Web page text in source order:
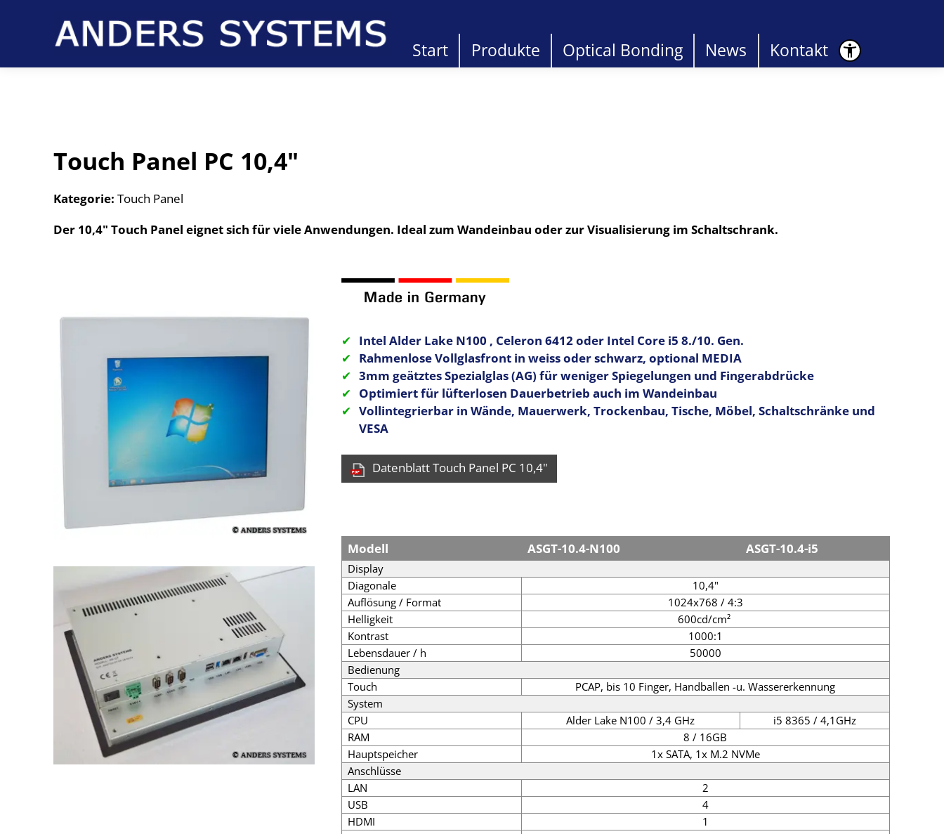
Start Produkte Optical Bonding News Kontakt
Touch Panel PC 10,4"
Kategorie: Touch Panel
Der 10,4" Touch Panel eignet sich für viele Anwendungen. Ideal zum Wandeinbau oder zur Visualisierung im Schaltschrank.
Intel Alder Lake N100 , Celeron 6412 oder Intel Core i5 8./10. Gen.
Rahmenlose Vollglasfront in weiss oder schwarz, optional MEDIA
3mm geätztes Spezialglas (AG) für weniger Spiegelungen und Fingerabdrücke
Optimiert für lüfterlosen Dauerbetrieb auch im Wandeinbau
Vollintegrierbar in Wände, Mauerwerk, Trockenbau, Tische, Möbel, Schaltschränke und
VESA
Datenblatt Touch Panel PC 10,4"
Modell ASGT-10.4-N100 ASGT-10.4-i5
Display
Diagonale
10,4"
Auflösung / Format
1024x768 / 4:3
Helligkeit
600cd/cm²
Kontrast
1000:1
Lebensdauer / h
50000
Bedienung
Touch
PCAP, bis 10 Finger, Handballen -u. Wassererkennung
System
CPU
Alder Lake N100 / 3,4 GHz
i5 8365 / 4,1GHz
RAM
8 / 16GB
Hauptspeicher
1x SATA, 1x M.2 NVMe
Anschlüsse
LAN
2
USB
4
HDMI
1